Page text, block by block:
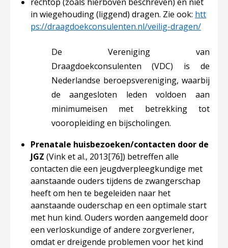
in wiegehouding (liggend) dragen. Zie ook: htt
ps://draagdoekconsulenten.nl/veilig-dragen/
De Vereniging van
Draagdoekconsulenten (VDC) is de
Nederlandse beroepsvereniging, waarbij
de aangesloten leden voldoen aan
minimumeisen met betrekking tot
vooropleiding en bijscholingen.
Prenatale huisbezoeken/contacten door de
JGZ (Vink et al., 2013[76]) betreffen alle
contacten die een jeugdverpleegkundige met
aanstaande ouders tijdens de zwangerschap
heeft om hen te begeleiden naar het
aanstaande ouderschap en een optimale start
met hun kind. Ouders worden aangemeld door
een verloskundige of andere zorgverlener,
omdat er dreigende problemen voor het kind